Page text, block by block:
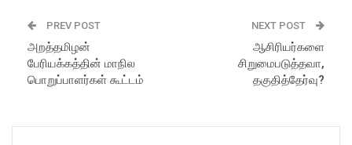
PREV POST
அறத்தமிழன்
பேரியக்கத்தின் மாநில
பொறுப்பாளர்கள் கூட்டம்
NEXT POST
ஆசிரியர்களை
சிறுமைபடுத்தவா,
தகுதித்தேர்வு?